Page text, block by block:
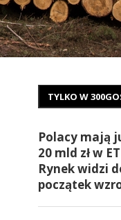
TYLKO W
Polacy mają
20 mld zł w
Rynek widzi
początek